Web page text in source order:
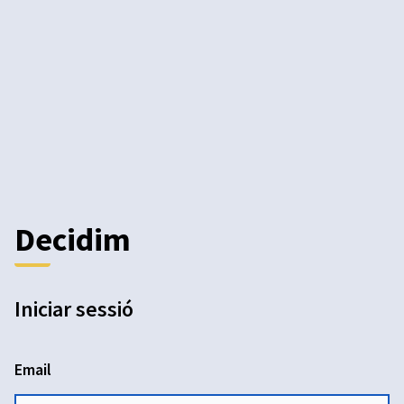
Decidim
Iniciar sessió
Email